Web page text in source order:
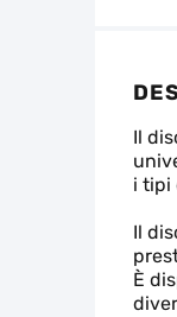
Il
i tipi
Il
È